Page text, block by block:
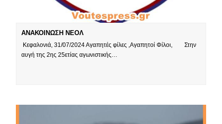
ΑΝΑΚΟΙΝΩΣΗ ΝΕΟΛ
Κεφαλονιά, 31/07/2024 Αγαπητές φίλες ,Αγαπητοί Φίλοι, Στην
αυγή της 2ης 25ετίας αγωνιστικής…